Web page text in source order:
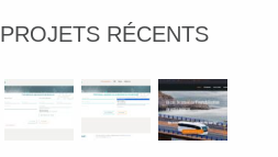
PROJETS RÉCENTS